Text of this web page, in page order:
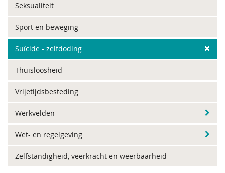
Seksualiteit
Sport en beweging
Suïcide - zelfdoding
Thuisloosheid
Vrijetijdsbesteding
Werkvelden
Wet- en regelgeving
Zelfstandigheid, veerkracht en weerbaarheid